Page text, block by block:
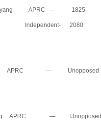
Sanyang APRC — 1825
Independent- 2080
APRC — Unopposed
APRC — Unopposed